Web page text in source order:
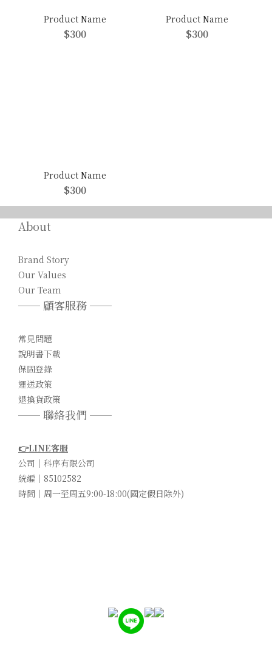
Product Name
$300
Product Name
$300
Product Name
$300
About
Brand Story
Our Values
Our Team
── 顧客服務 ──
常見問題
說明書下載
保固登錄
運送政策
退換貨政策
── 聯絡我們 ──
👉LINE客服
公司｜科序有限公司
統編｜85102582
時間｜周一至周五9:00-18:00(國定假日除外)